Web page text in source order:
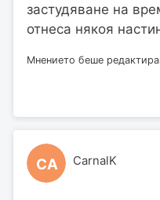
застудяване на
отнеса някоя
Мнението беше
CA CarnalK